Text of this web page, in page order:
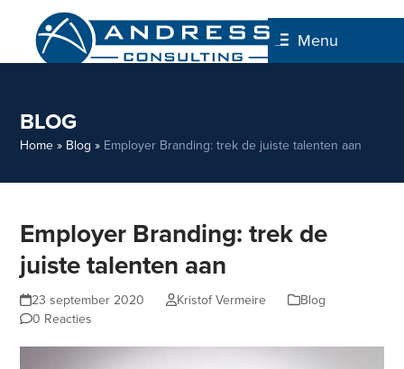
content
Menu
BLOG
Home » Blog » Employer Branding: trek de juiste talenten aan
Employer Branding: trek de
juiste talenten aan
23 september 2020 Kristof Vermeire
Blog
0 Reacties